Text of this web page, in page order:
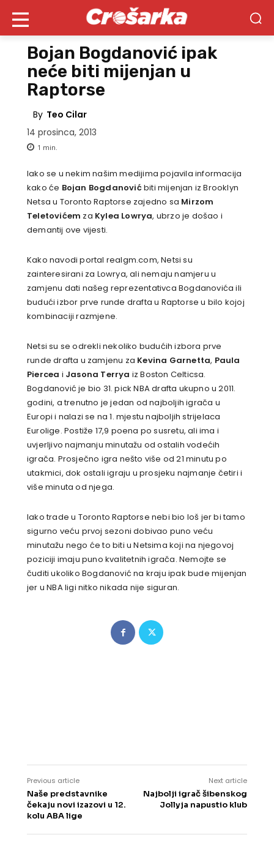
Bojan Bogdanović ipak
neće biti mijenjan u
Raptorse
By Teo Cilar
14 prosinca, 2013
1 min.
Iako se u nekim našim medijima pojavila informacija
kako će Bojan Bogdanovićbiti mijenjan iz Brooklyn
Netsa u Toronto Raptorse zajedno sa Mirzom
Teletovićem za Kylea Lowrya, ubrzo je došao i
demantij ove vijesti.
Kako navodi portal realgm.com, Netsi su
zainteresirani za Lowrya, ali nemaju namjeru u
zamjenu dati našeg reprezentativca Bogdanovića ili
budući izbor prve runde drafta u Raptorse u bilo kojoj
kombinaciji razmjene.
Netsi su se odrekli nekoliko budućih izbora prve
runde drafta u zamjenu za Kevina Garnetta, Paula
Piercea i Jasona Terrya iz Boston Celticsa.
Bogdanović je bio 31. pick NBA drafta ukupno u 2011.
godini, a trenutno je jedan od najboljih igrača u
Europi i nalazi se na 1. mjestu najboljih strijelaca
Eurolige. Postiže 17,9 poena po susretu, ali ima i
uvjerljivo najmanju minutažu od ostalih vodećih
igrača. Prosječno igra nešto više od 21 minutu po
utakmici, dok ostali igraju u prosjeku najmanje četiri i
više minuta od njega.
Iako trade u Toronto Raptorse nebi bio loš jer bi tamo
sigurno veću prvoj sezoni dobivao puno veću
minutažu nego će to biti u Netsima koji na njegovoj
poziciji imaju puno kvalitetnih igrača. Nemojte se
čuditi ukoliko Bogdanović na kraju ipak bude mijenjan
jer u NBA ligi nitko nikada nije siguran.
Previous article
Naše predstavnike
čekaju novi izazovi u 12.
kolu ABA lige
Next article
Najbolji igrač šibenskog
Jollyja napustio klub